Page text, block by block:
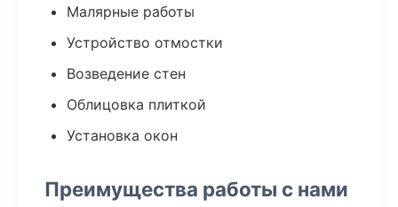
Малярные работы
Устройство отмостки
Возведение стен
Облицовка плиткой
Установка окон
Преимущества работы с нами